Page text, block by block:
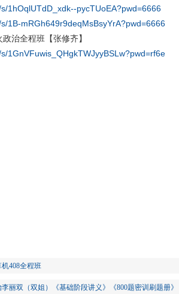
1hOqlUTdD_xdk--pycTUoEA?pwd=6666
1B-mRGh649r9deqMsBsyYrA?pwd=6666
治全程班【张修齐】
1GnVFuwis_QHgkTWJyyBSLw?pwd=rf6e
408全程班
丽双（双姐）《基础阶段讲义》《800题密训刷题册》